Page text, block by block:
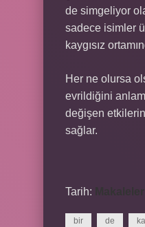
de simgeliyor
sadece isimler
kaygısız
Her ne olursa
evrildiğini
değişen
sağlar.
Tarih:
bir de